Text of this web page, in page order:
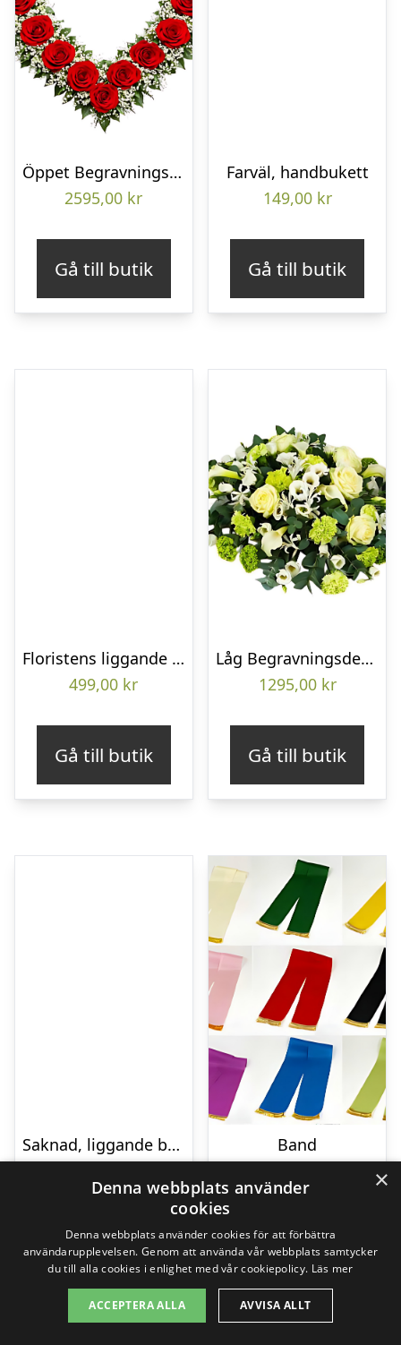
Öppet Begravningshjärta
2595,00 kr
Gå till butik
Farväl, handbukett
149,00 kr
Gå till butik
Floristens liggande bukett
499,00 kr
Gå till butik
Låg Begravningsdekoration
1295,00 kr
Gå till butik
Saknad, liggande bukett
Gå till butik
Band
Gå till butik
×
Denna webbplats använder
cookies
Denna webbplats använder cookies för att förbättra
användarupplevelsen. Genom att använda vår webbplats samtycker
du till alla cookies i enlighet med vår cookiepolicy. Läs mer
ACCEPTERA ALLA AVVISA ALLT